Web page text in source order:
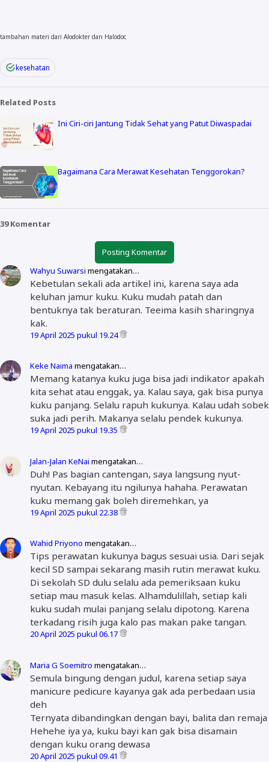
tambahan materi dari Alodokter dan Halodoc
kesehatan
Related Posts
Ini Ciri-ciri Jantung Tidak Sehat yang Patut Diwaspadai
Bagaimana Cara Merawat Kesehatan Tenggorokan?
39 Komentar
Posting Komentar
Wahyu Suwarsi mengatakan…
Kebetulan sekali ada artikel ini, karena saya ada
keluhan jamur kuku. Kuku mudah patah dan
bentuknya tak beraturan. Teeima kasih sharingnya
kak.
19 April 2025 pukul 19.24
Keke Naima mengatakan…
Memang katanya kuku juga bisa jadi indikator apakah
kita sehat atau enggak, ya. Kalau saya, gak bisa punya
kuku panjang. Selalu rapuh kukunya. Kalau udah sobek
suka jadi perih. Makanya selalu pendek kukunya.
19 April 2025 pukul 19.35
Jalan-Jalan KeNai mengatakan…
Duh! Pas bagian cantengan, saya langsung nyut-
nyutan. Kebayang itu ngilunya hahaha. Perawatan
kuku memang gak boleh diremehkan, ya
19 April 2025 pukul 22.38
Wahid Priyono mengatakan…
Tips perawatan kukunya bagus sesuai usia. Dari sejak
kecil SD sampai sekarang masih rutin merawat kuku.
Di sekolah SD dulu selalu ada pemeriksaan kuku
setiap mau masuk kelas. Alhamdulillah, setiap kali
kuku sudah mulai panjang selalu dipotong. Karena
terkadang risih juga kalo pas makan pake tangan.
20 April 2025 pukul 06.17
Maria G Soemitro mengatakan…
Semula bingung dengan judul, karena setiap saya
manicure pedicure kayanya gak ada perbedaan usia
deh
Ternyata dibandingkan dengan bayi, balita dan remaja
Hehehe iya ya, kuku bayi kan gak bisa disamain
dengan kuku orang dewasa
20 April 2025 pukul 09.41